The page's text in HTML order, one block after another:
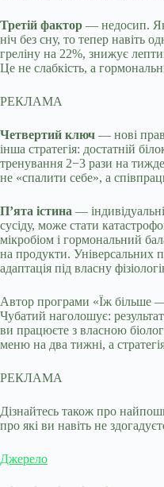
Третій фактор — недосип.
ніч без сну, то тепер навіть
греліну на 22%, знижує
Це не слабкість, а
РЕКЛАМА
Четвертий ключ — нові
інша стратегія: достатній
тренування 2−3 рази на
не «спалити себе», а
П’ята істина —
сусіду, може стати
мікробіом і гормональний
на продукти. Універсальних
адаптація під власну
Автор програми «Їж більше
Чубатий наголошує:
ви працюєте з власною
меню на два тижні, а
РЕКЛАМА
Дізнайтесь також про
про які ви навіть не
Джерело